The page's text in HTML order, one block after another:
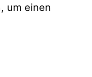
um einen